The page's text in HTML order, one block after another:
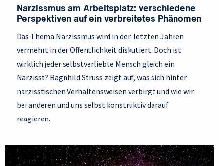
Narzissmus am Arbeitsplatz: verschiedene
Perspektiven auf ein verbreitetes Phänomen
Das Thema Narzissmus wird in den letzten Jahren
vermehrt in der Öffentlichkeit diskutiert. Doch ist
wirklich jeder selbstverliebte Mensch gleich ein
Narzisst? Ragnhild Struss zeigt auf, was sich hinter
narzisstischen Verhaltensweisen verbirgt und wie wir
bei anderen und uns selbst konstruktiv darauf
reagieren.